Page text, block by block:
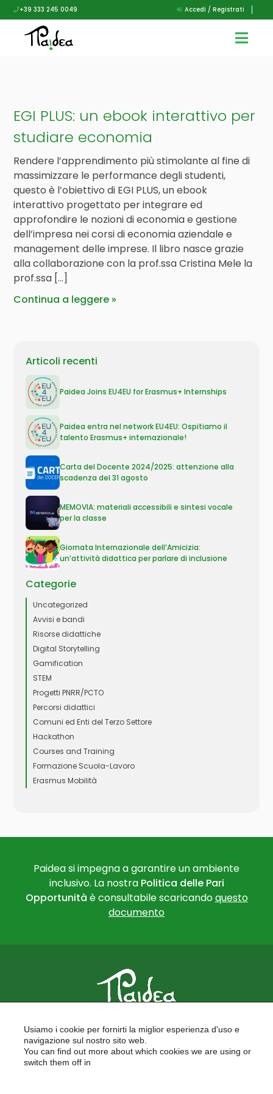
+39 333 245 0049 Accedi / Registrati
EGI PLUS: un ebook interattivo per
studiare economia
Rendere l’apprendimento più stimolante al fine di
massimizzare le performance degli studenti,
questo è l’obiettivo di EGI PLUS, un ebook
interattivo progettato per integrare ed
approfondire le nozioni di economia e gestione
dell’impresa nei corsi di economia aziendale e
management delle imprese. Il libro nasce grazie
alla collaborazione con la prof.ssa Cristina Mele la
prof.ssa […]
Continua a leggere
Articoli recenti
Paidea Joins EU4EU for Erasmus+ Internships
Paidea entra nel network EU4EU: Ospitiamo il
talento Erasmus+ internazionale!
Carta del Docente 2024/2025: attenzione alla
scadenza del 31 agosto
MEMOVIA: materiali accessibili e sintesi vocale
per la classe
Giornata Internazionale dell’Amicizia:
un’attività didattica per parlare di inclusione
Categorie
Uncategorized
Avvisi e bandi
Risorse didattiche
Digital Storytelling
Gamification
STEM
Progetti PNRR/PCTO
Percorsi didattici
Comuni ed Enti del Terzo Settore
Hackathon
Courses and Training
Formazione Scuola-Lavoro
Erasmus Mobilità
Paidea si impegna a garantire un ambiente
inclusivo. La nostra Politica delle Pari
Opportunità è consultabile scaricandoquesto
documento
FORMAZIONE PER LE SCUOLE
FORMAZIONE PROFESSIONALE
PROGETTI EUROPEI
Usiamo i cookie per fornirti la miglior esperienza d'uso e
navigazione sul nostro sito web.
You can find out more about which cookies we are using or
switch them off in